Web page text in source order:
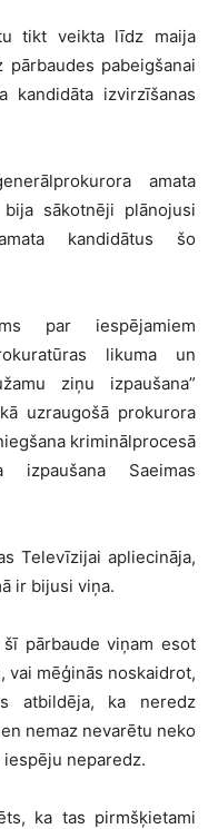
tikt veikta līdz maija
pārbaudes pabeigšanai
kandidāta izvirzīšanas
amata
sākotnēji plānojusi
kandidātus šo
par iespējamiem
likuma un
ziņu izpaušana”
uzraugošā prokurora
kriminālprocesā
izpaušana Saeimas
Televīzijai apliecināja,
ir bijusi viņa.
pārbaude viņam esot
vai mēģinās noskaidrot,
atbildēja, ka neredz
nemaz nevarētu neko
neparedz.
ka tas pirmšķietami